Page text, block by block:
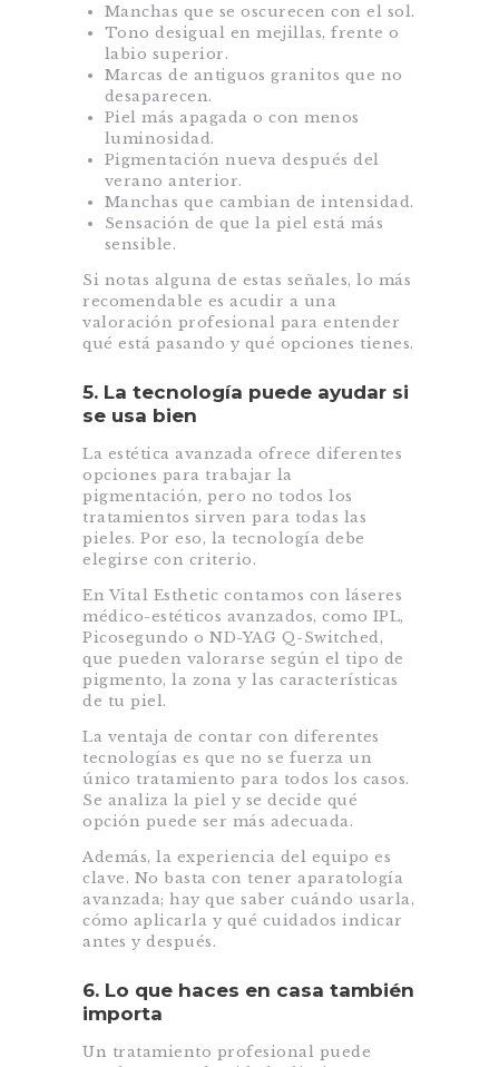
Manchas que se oscurecen con el sol.
Tono desigual en mejillas, frente o
labio superior.
Marcas de antiguos granitos que no
desaparecen.
Piel más apagada o con menos
luminosidad.
Pigmentación nueva después del
verano anterior.
Manchas que cambian de intensidad.
Sensación de que la piel está más
sensible.
Si notas alguna de estas señales, lo más
recomendable es acudir a una
valoración profesional para entender
qué está pasando y qué opciones tienes.
5. La tecnología puede ayudar si
se usa bien
La estética avanzada ofrece diferentes
opciones para trabajar la
pigmentación, pero no todos los
tratamientos sirven para todas las
pieles. Por eso, la tecnología debe
elegirse con criterio.
En Vital Esthetic contamos con láseres
médico-estéticos avanzados, como IPL,
Picosegundo o ND-YAG Q-Switched,
que pueden valorarse según el tipo de
pigmento, la zona y las características
de tu piel.
La ventaja de contar con diferentes
tecnologías es que no se fuerza un
único tratamiento para todos los casos.
Se analiza la piel y se decide qué
opción puede ser más adecuada.
Además, la experiencia del equipo es
clave. No basta con tener aparatología
avanzada; hay que saber cuándo usarla,
cómo aplicarla y qué cuidados indicar
antes y después.
6. Lo que haces en casa también
importa
Un tratamiento profesional puede